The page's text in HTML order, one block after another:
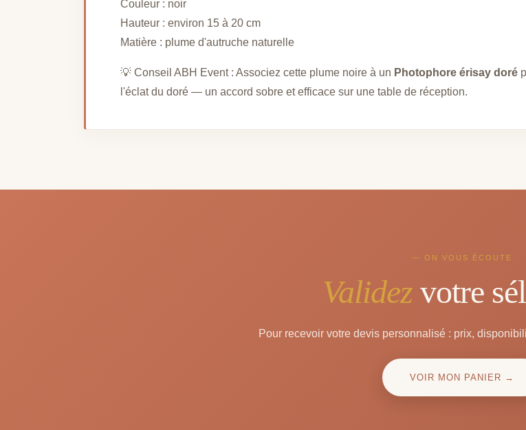
Couleur : noir
Hauteur : environ 15 à 20 cm
Matière : plume d'autruche naturelle
💡 Conseil ABH Event : Associez cette plume noire à un Photophore érisay doré
l'éclat du doré — un accord sobre et efficace sur une table de réception.
— ON VOUS ÉCOUTE
Validez votre
Pour recevoir votre devis personnalisé : prix,
VOIR MON PANIER →